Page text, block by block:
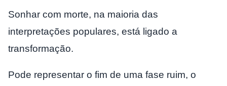
Sonhar com morte, na maioria das
interpretações populares, está ligado a
transformação.
Pode representar o fim de uma fase ruim, o